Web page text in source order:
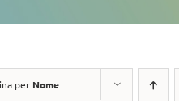
per Nome